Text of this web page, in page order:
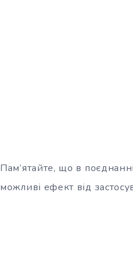
Пам’ятайте, що в
можливі ефект від